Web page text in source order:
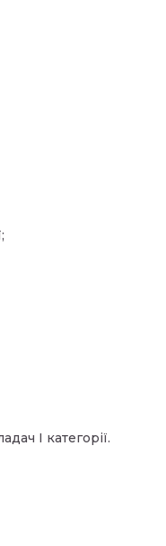
І категорії.